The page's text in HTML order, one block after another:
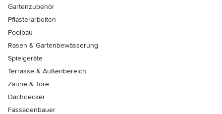
Gartenzubehör
Pflasterarbeiten
Poolbau
Rasen & Gartenbewässerung
Spielgeräte
Terrasse & Außenbereich
Zäune & Tore
Dachdecker
Fassadenbauer